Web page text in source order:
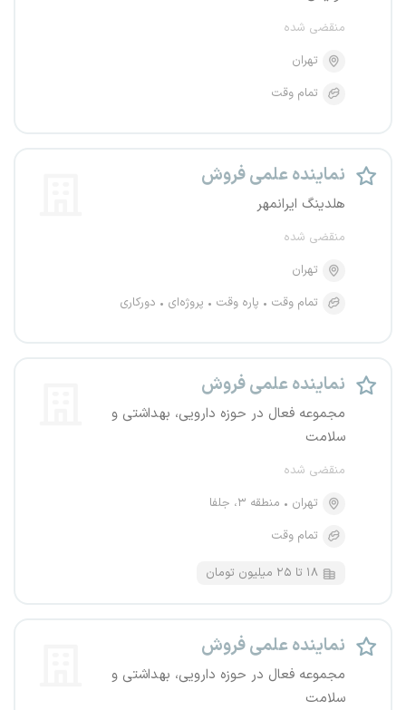
منقضی شده
تهران
تمام وقت
نماینده علمی فروش
هلدینگ ایرانمهر
منقضی شده
تهران
تمام وقت
پاره وقت پروژه‌ای دورکاری
نماینده علمی فروش
مجموعه فعال در حوزه دارویی، بهداشتی و
سلامت
منقضی شده
تهران
منطقه ۳، جلفا
تمام وقت
۱۸ تا ۲۵ میلیون تومان
نماینده علمی فروش
مجموعه فعال در حوزه دارویی، بهداشتی و
سلامت